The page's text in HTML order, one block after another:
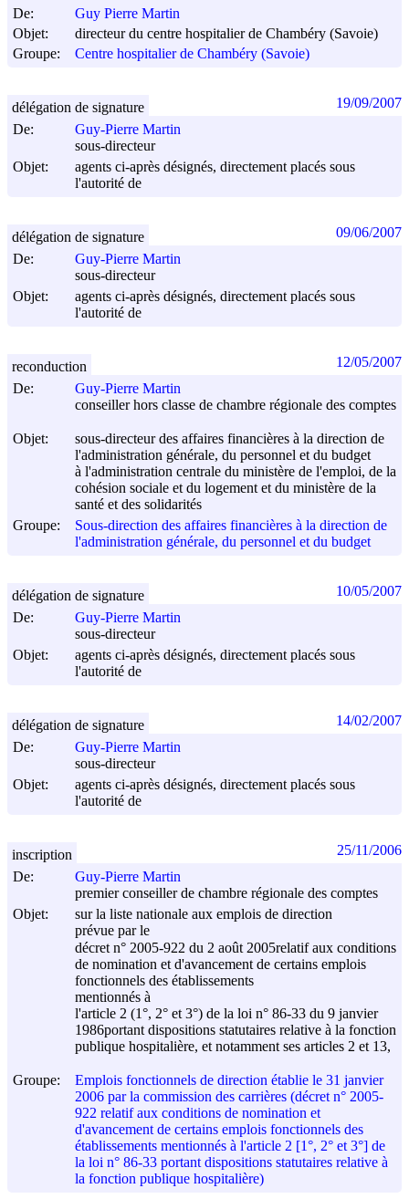
De:
Guy Pierre Martin
Objet:
directeur du centre hospitalier de Chambéry (Savoie)
Groupe:
Centre hospitalier de Chambéry (Savoie)
De:
Guy-Pierre Martin
sous-directeur
Objet:
agents ci-après désignés, directement placés sous
l'autorité de
délégation de signature 19/09/2007
De:
Guy-Pierre Martin
sous-directeur
Objet:
agents ci-après désignés, directement placés sous
l'autorité de
délégation de signature 09/06/2007
De:
Guy-Pierre Martin
conseiller hors classe de chambre régionale des comptes
Objet:
sous-directeur des affaires financières à la direction de
l'administration générale, du personnel et du budget
à l'administration centrale du ministère de l'emploi, de la
cohésion sociale et du logement et du ministère de la
santé et des solidarités
Groupe:
Sous-direction des affaires financières à la direction de
l'administration générale, du personnel et du budget
reconduction 12/05/2007
De:
Guy-Pierre Martin
sous-directeur
Objet:
agents ci-après désignés, directement placés sous
l'autorité de
délégation de signature 10/05/2007
De:
Guy-Pierre Martin
sous-directeur
Objet:
agents ci-après désignés, directement placés sous
l'autorité de
délégation de signature 14/02/2007
De:
Guy-Pierre Martin
premier conseiller de chambre régionale des comptes
Objet:
sur la liste nationale aux emplois de direction
prévue par le
décret n° 2005-922 du 2 août 2005relatif aux conditions
de nomination et d'avancement de certains emplois
fonctionnels des établissements
mentionnés à
l'article 2 (1°, 2° et 3°) de la loi n° 86-33 du 9 janvier
1986portant dispositions statutaires relative à la fonction
publique hospitalière, et notamment ses articles 2 et 13,
Groupe:
Emplois fonctionnels de direction établie le 31 janvier
2006 par la commission des carrières (décret n° 2005-
922 relatif aux conditions de nomination et
d'avancement de certains emplois fonctionnels des
établissements mentionnés à l'article 2 [1°, 2° et 3°] de
la loi n° 86-33 portant dispositions statutaires relative à
la fonction publique hospitalière)
inscription 25/11/2006